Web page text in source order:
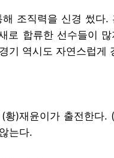
조직력을 신경 썼다
로 합류한 선수들이
기 역시도 자연스럽게
)재윤이가 출전한다.
는다.